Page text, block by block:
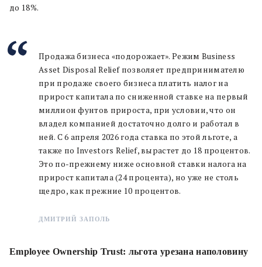
до 18%.
Продажа бизнеса «подорожает». Режим Business
Asset Disposal Relief позволяет предпринимателю
при продаже своего бизнеса платить налог на
прирост капитала по сниженной ставке на первый
миллион фунтов прироста, при условии, что он
владел компанией достаточно долго и работал в
ней. С 6 апреля 2026 года ставка по этой льготе, а
также по Investors Relief, вырастет до 18 процентов.
Это по-прежнему ниже основной ставки налога на
прирост капитала (24 процента), но уже не столь
щедро, как прежние 10 процентов.
ДМИТРИЙ ЗАПОЛЬ
Employee Ownership Trust: льгота урезана наполовину